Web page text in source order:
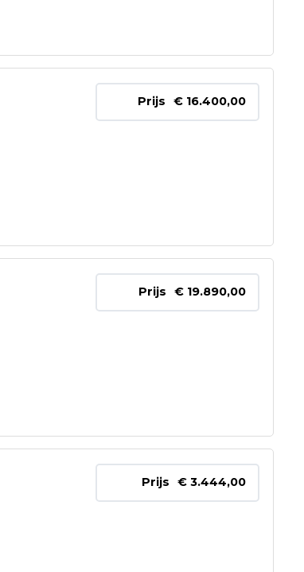
Prijs € 16.400,00
Prijs € 19.890,00
Prijs € 3.444,00